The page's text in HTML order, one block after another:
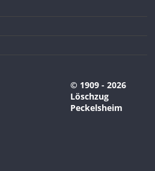
© 1909 - 2026
Löschzug
Peckelsheim